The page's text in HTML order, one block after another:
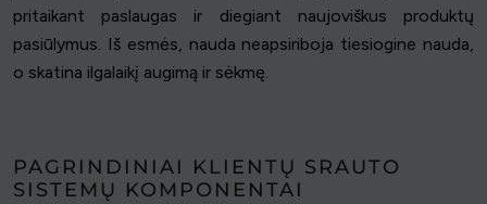
pritaikant paslaugas ir diegiant naujoviškus produktų
pasiūlymus. Iš esmės, nauda neapsiriboja tiesiogine nauda,
o skatina ilgalaikį augimą ir sėkmę.
PAGRINDINIAI KLIENTŲ SRAUTO
SISTEMŲ KOMPONENTAI